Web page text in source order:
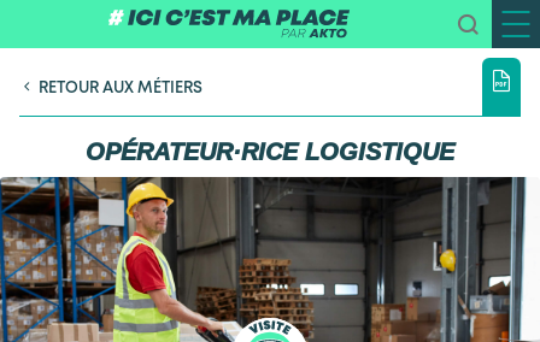
RETOUR AUX MÉTIERS
OPÉRATEUR·RICE LOGISTIQUE